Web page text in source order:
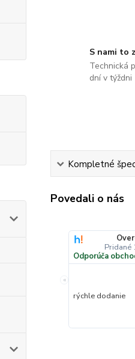
S nami to
Technická
dní v týždni
Kompletné
Povedali o nás
«
Pridané
Odporúča
rýchle dodanie